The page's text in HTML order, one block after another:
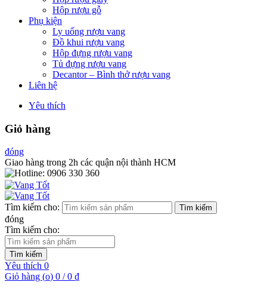
Hộp rượu gỗ
Phụ kiện
Ly uống rượu vang
Đồ khui rượu vang
Hộp đựng rượu vang
Tủ đựng rượu vang
Decantor – Bình thở rượu vang
Liên hệ
Yêu thích
Giỏ hàng
đóng
Giao hàng trong 2h các quận nội thành HCM
Tìm kiếm cho: Tìm kiếm
đóng
Tìm kiếm cho:
Tìm kiếm
Yêu thích 0
Giỏ hàng (o) 0 / 0 ₫